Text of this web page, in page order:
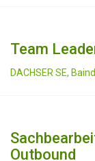
Team
DACHSER SE,
Outbound